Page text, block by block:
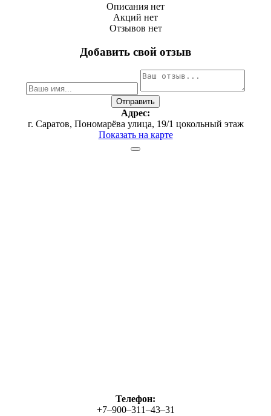
Описания нет
Акций нет
Отзывов нет
Добавить свой отзыв
Адрес:
г. Саратов,​ Пономарёва улица, 19/1 ​цокольный этаж
Показать на карте
Телефон:
+7‒900‒311‒43‒31